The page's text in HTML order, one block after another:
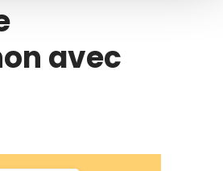
avec